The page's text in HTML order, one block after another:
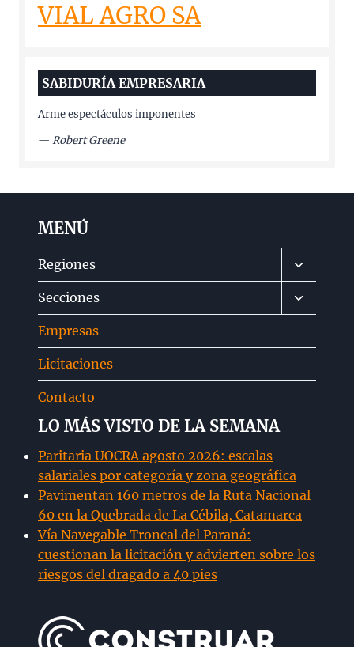
VIAL AGRO SA
SABIDURÍA EMPRESARIA
Arme espectáculos imponentes
— Robert Greene
MENÚ
Regiones
Alternar
menú
hijo
Secciones
Alternar
menú
Empresas
Licitaciones
Contacto
LO MÁS VISTO DE LA SEMANA
Paritaria UOCRA agosto 2026: escalas
salariales por categoría y zona geográfica
Pavimentan 160 metros de la Ruta Nacional
60 en la Quebrada de La Cébila, Catamarca
Vía Navegable Troncal del Paraná:
cuestionan la licitación y advierten sobre los
riesgos del dragado a 40 pies